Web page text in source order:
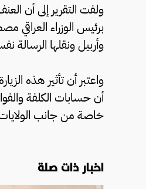
ولفت التقرير إلى أن
برئيس الوزراء العراقي
وأربيل ونقلها الرسالة
واعتبر أن تأثير هذه
أن حسابات الكلفة
خاصة من جانب الولايات
اخبار ذات صلة